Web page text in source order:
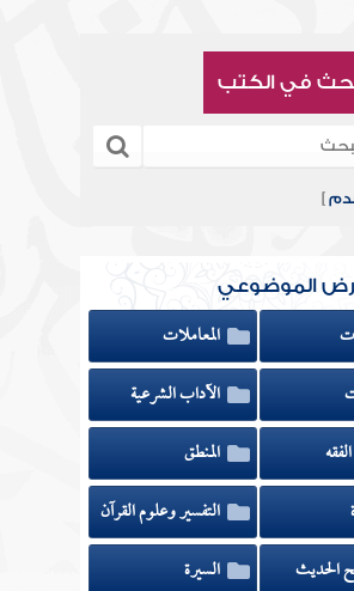
في الكتب
]
الموضوعي
المعاملات
الآداب الشرعية
المنطق
التفسير وعلوم القرآن
الحديث
السيرة